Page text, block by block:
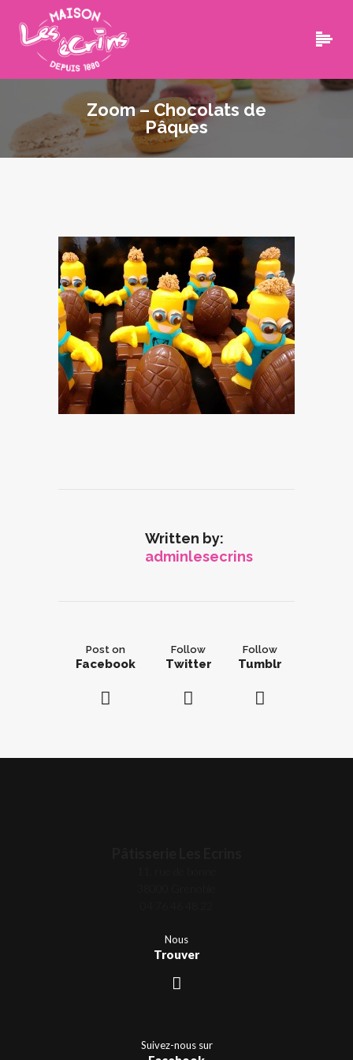
Zoom – Chocolats de
Pâques
Written by:
adminlesecrins
Post on
Facebook
Follow
Twitter
Follow
Tumblr
Nous
Trouver
Suivez-nous sur